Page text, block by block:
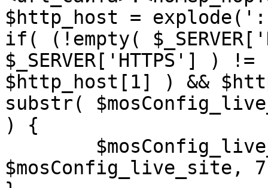
$http_host = explode(':',
if( (!empty(
$_SERVER['HTTPS']
$http_host[1] ) &&
substr(
) {
$mosConfig_live_site,